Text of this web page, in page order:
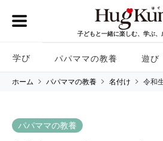
子どもと一緒に楽しむ、学ぶ、
学び パパママの教養 遊び
ホーム パパママの教養 名付け 令和
パパママの教養